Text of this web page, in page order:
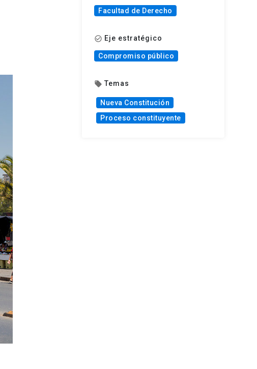
Facultad de Derecho
check_circle_outline Eje estratégico
Compromiso público
local_offer Temas
Nueva Constitución
Proceso constituyente